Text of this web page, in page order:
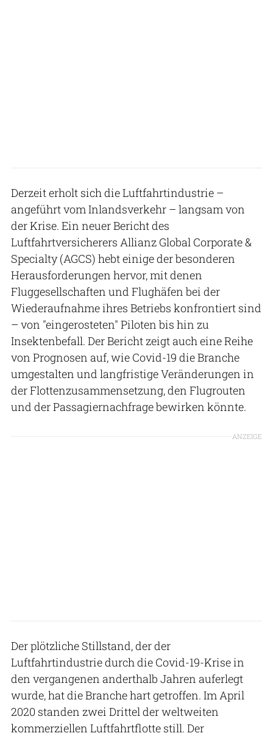
Derzeit erholt sich die Luftfahrtindustrie –
angeführt vom Inlandsverkehr – langsam von
der Krise. Ein neuer Bericht des
Luftfahrtversicherers Allianz Global Corporate &
Specialty (AGCS) hebt einige der besonderen
Herausforderungen hervor, mit denen
Fluggesellschaften und Flughäfen bei der
Wiederaufnahme ihres Betriebs konfrontiert sind
– von "eingerosteten" Piloten bis hin zu
Insektenbefall. Der Bericht zeigt auch eine Reihe
von Prognosen auf, wie Covid-19 die Branche
umgestalten und langfristige Veränderungen in
der Flottenzusammensetzung, den Flugrouten
und der Passagiernachfrage bewirken könnte.
ANZEIGE
Der plötzliche Stillstand, der der
Luftfahrtindustrie durch die Covid-19-Krise in
den vergangenen anderthalb Jahren auferlegt
wurde, hat die Branche hart getroffen. Im April
2020 standen zwei Drittel der weltweiten
kommerziellen Luftfahrtflotte still. Der